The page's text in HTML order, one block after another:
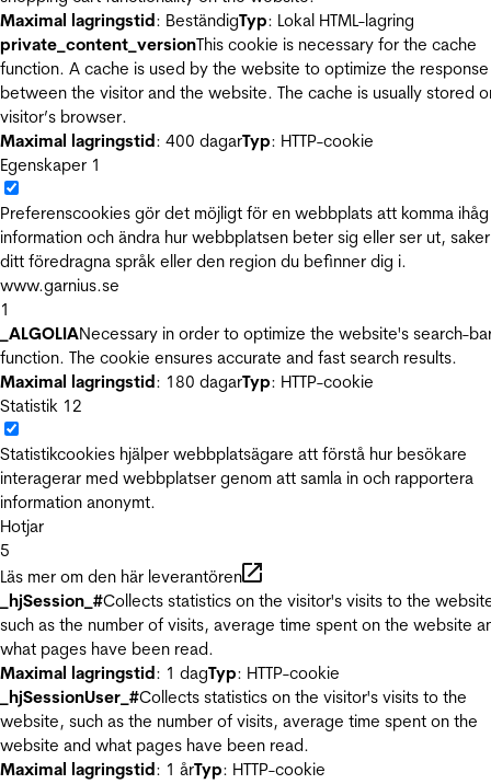
Maximal lagringstid: BeständigTyp: Lokal HTML-lagring
private_content_versionThis cookie is necessary for the cache
function. A cache is used by the website to optimize the
between the visitor and the website. The cache is usually stored
visitor’s browser.
Maximal lagringstid: 400 dagarTyp: HTTP-cookie
Egenskaper 1
Preferenscookies gör det möjligt för en webbplats att komma ihåg
information och ändra hur webbplatsen beter sig eller ser ut,
ditt föredragna språk eller den region du befinner dig i.
www.garnius.se
1
_ALGOLIANecessary in order to optimize the website's search-
function. The cookie ensures accurate and fast search results.
Maximal lagringstid: 180 dagarTyp: HTTP-cookie
Statistik 12
Statistikcookies hjälper webbplatsägare att förstå hur besökare
interagerar med webbplatser genom att samla in och rapportera
information anonymt.
Hotjar
5
Läs mer om den här leverantören
_hjSession_#Collects statistics on the visitor's visits to the
such as the number of visits, average time spent on the website
what pages have been read.
Maximal lagringstid: 1 dagTyp: HTTP-cookie
_hjSessionUser_#Collects statistics on the visitor's visits to the
website, such as the number of visits, average time spent on the
website and what pages have been read.
Maximal lagringstid: 1 årTyp: HTTP-cookie